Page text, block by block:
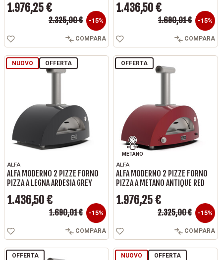
1.976,25 €
Prezzo base
2.325,00 € -15%
COMPARA
1.436,50 €
Prezzo base
1.690,01 € -15%
COMPARA
NUOVO OFFERTA
ALFA
ALFA MODERNO 2 PIZZE FORNO
PIZZA A LEGNA ARDESIA GREY
1.436,50 €
Prezzo base
1.690,01 € -15%
COMPARA
METANO
OFFERTA
ALFA
ALFA MODERNO 2 PIZZE FORNO
PIZZA A METANO ANTIQUE RED
1.976,25 €
Prezzo base
2.325,00 € -15%
COMPARA
OFFERTA NUOVO OFFERTA